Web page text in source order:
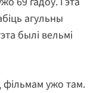
агульны
былі вельмі
фільмам ужо там.